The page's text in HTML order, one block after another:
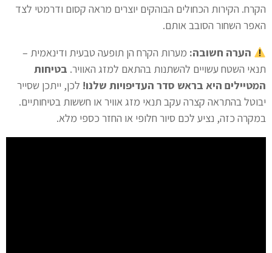
הקרח. הקירות הכחולים הבוהקים יוצרים מראה קסום ודרמטי לצד
האפר השחור הסובב אותם.
הערה חשובה: מערות הקרח הן תופעה טבעית ודינאמית –
תנאי השטח עשויים להשתנות בהתאם למזג האוויר. בטיחות
המטיילים היא בראש סדר העדיפויות שלנו! לכן, ייתכן שסייר
יבוטל בהתראה קצרה עקב תנאי מזג אוויר או חששות בטיחותיים.
במקרה כזה, נציע לכם סיור חלופי או החזר כספי מלא.